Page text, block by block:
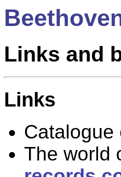
Links and
Links
The world